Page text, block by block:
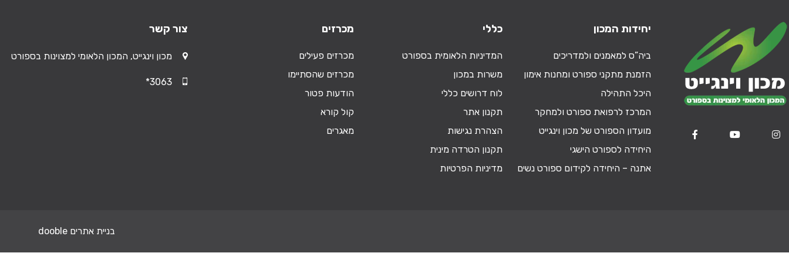
יחידות המכון
ביה”ס למאמנים ולמדריכים
הזמנת מתקני ספורט ומחנות אימון
היכל התהילה
המרכז לרפואת ספורט ולמחקר
מועדון הספורט של מכון וינגייט
היחידה לספורט הישגי
אתנה – היחידה לקידום ספורט נשים
כללי
המדיניות הלאומית בספורט
משרות במכון
לוח דרושים כללי
תקנון אתר
הצהרת נגישות
תקנון הטרדה מינית
מדיניות הפרטיות
מכרזים
מכרזים פעילים
מכרזים שהסתיימו
הודעות פטור
קול קורא
מאגרים
צור קשר
כתובת
מכון וינגייט, המכון הלאומי למצוינות בספורט
*3063
בניית אתרים dooble